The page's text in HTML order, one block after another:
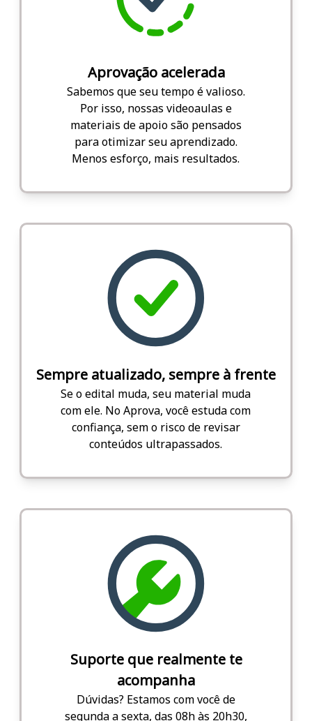
Aprovação acelerada
Sabemos que seu tempo é valioso.
Por isso, nossas videoaulas e
materiais de apoio são pensados
para otimizar seu aprendizado.
Menos esforço, mais resultados.
Sempre atualizado, sempre à frente
Se o edital muda, seu material muda
com ele. No Aprova, você estuda com
confiança, sem o risco de revisar
conteúdos ultrapassados.
Suporte que realmente te
acompanha
Dúvidas? Estamos com você de
segunda a sexta, das 08h às 20h30,